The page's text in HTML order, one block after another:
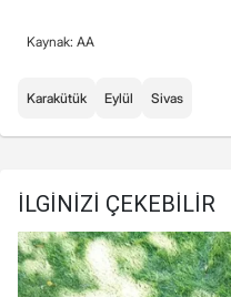
Kaynak: AA
Karakütük Eylül Sivas